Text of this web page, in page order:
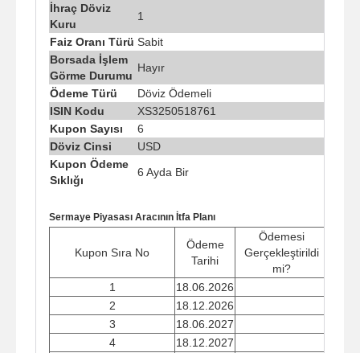
İhraç Döviz
Kuru
1
Faiz Oranı Türü Sabit
Borsada İşlem
Görme Durumu
Hayır
Ödeme Türü
Döviz Ödemeli
ISIN Kodu
XS3250518761
Kupon Sayısı
6
Döviz Cinsi
USD
Kupon Ödeme
Sıklığı
6 Ayda Bir
Sermaye Piyasası Aracının İtfa Planı
Kupon Sıra No
Ödeme
Tarihi
Ödemesi
Gerçekleştirildi
mi?
1
18.06.2026
2
18.12.2026
3
18.06.2027
4
18.12.2027